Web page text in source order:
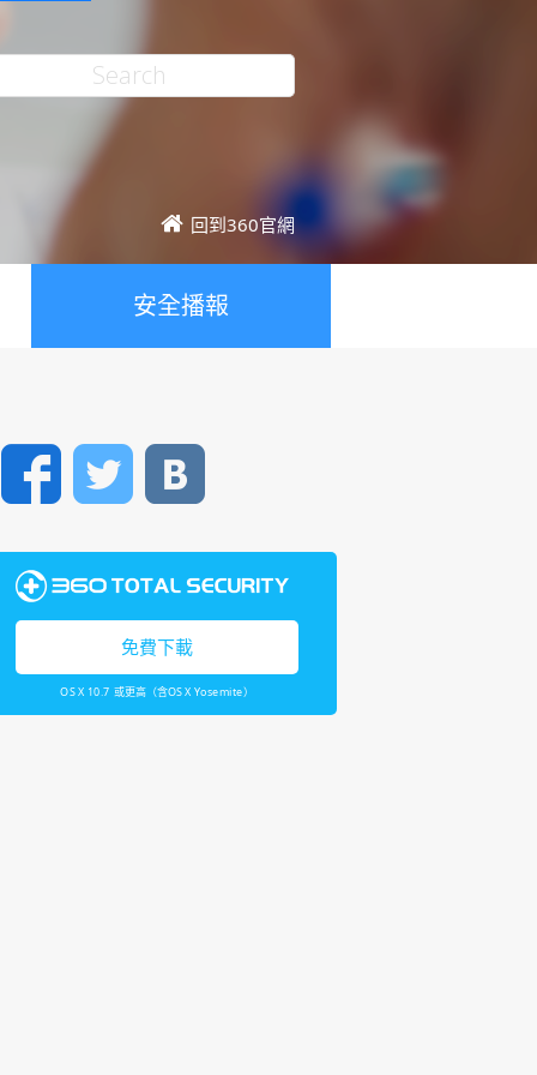
回到360官網
安全播報
FacebookTwitter
免費下載
OS X 10.7 或更高（含OS X Yosemite）